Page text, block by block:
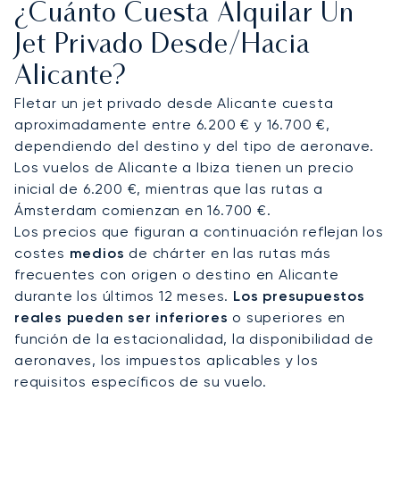
o puertos deportivos en Denia, Calpe o Santa
Pola. A bordo de su jet privado, disfrutará de
asientos espaciosos, gastronomía gourmet y
total privacidad. Esta ruta es una elección
frecuente para salidas en yate en verano a la isla
de Tabarca o para estancias prolongadas en
villas a lo largo de la costa sureste de España.
Con dos décadas de experiencia, LunaJets fue el
primer bróker de aviación privada europeo en
obtener la certificación Argus®, lo que refleja
nuestro compromiso con la seguridad, la
integridad y la flexibilidad. Para Alicante,
aseguramos los slots de llegada durante la
temporada alta de verano y los principales
eventos culturales como las Hogueras de San
Juan, garantizando un acceso directo cuando la
región tiene mayor demanda.
¿Cuánto Cuesta Alquilar Un
Jet Privado Desde/hacia
Alicante?
Fletar un jet privado desde Alicante cuesta
aproximadamente entre 6.200 € y 16.700 €,
dependiendo del destino y del tipo de aeronave.
Los vuelos de Alicante a Ibiza tienen un precio
inicial de 6.200 €, mientras que las rutas a
Ámsterdam comienzan en 16.700 €.
Los precios que figuran a continuación reflejan los
costes medios de chárter en las rutas más
frecuentes con origen o destino en Alicante
durante los últimos 12 meses. Los presupuestos
reales pueden ser inferiores o superiores en
función de la estacionalidad, la disponibilidad de
aeronaves, los impuestos aplicables y los
requisitos específicos de su vuelo.